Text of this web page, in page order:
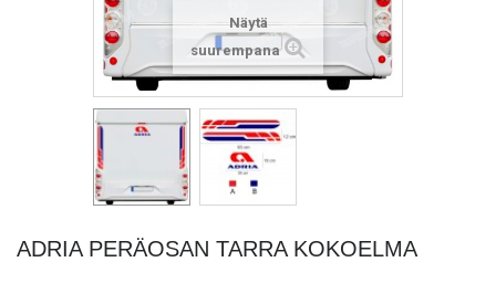
Näytä
suurempana
ADRIA PERÄOSAN TARRA KOKOELMA